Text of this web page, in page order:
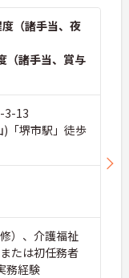
（諸手当、夜
（諸手当、賞与
3-13
)「堺市駅」徒歩
）、介護福祉
たは初任務者
務経験